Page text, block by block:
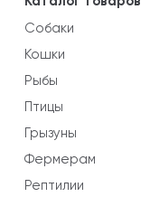
Собаки
Кошки
Рыбы
Птицы
Грызуны
Фермерам
Рептилии